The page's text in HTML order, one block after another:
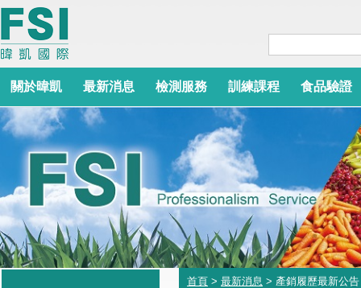
關於暐凱 最新消息 檢測服務 訓練課程 食品驗證
首頁 > 最新消息 > 產銷履歷最新公告